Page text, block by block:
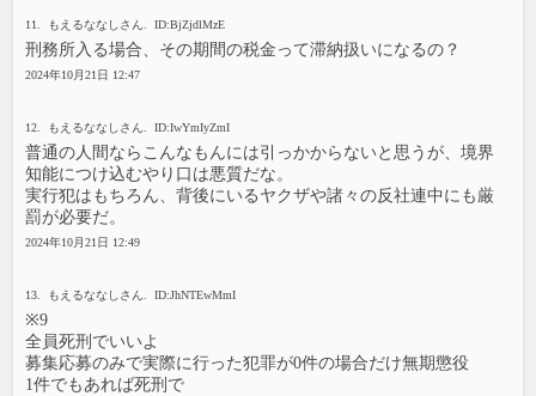
11. もえるななしさん. ID:BjZjdlMzE
刑務所入る場合、その期間の税金って滞納扱いになるの？
2024年10月21日 12:47
12. もえるななしさん. ID:IwYmIyZmI
普通の人間ならこんなもんには引っかからないと思うが、境界
知能につけ込むやり口は悪質だな。
実行犯はもちろん、背後にいるヤクザや諸々の反社連中にも厳
罰が必要だ。
2024年10月21日 12:49
13. もえるななしさん. ID:JhNTEwMmI
※9
全員死刑でいいよ
募集応募のみで実際に行った犯罪が0件の場合だけ無期懲役
1件でもあれば死刑で